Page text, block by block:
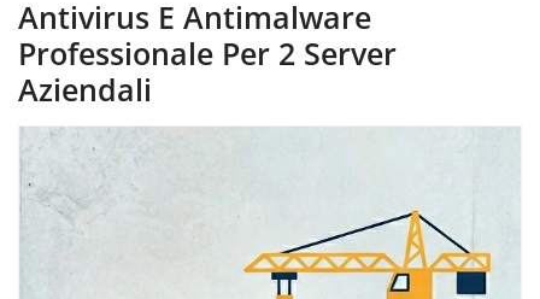
Antivirus E Antimalware
Professionale Per 2 Server
Aziendali